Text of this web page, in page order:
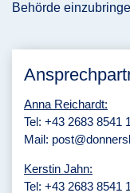
Behörde
Anna Reichardt:
Tel: +43 2683 8541
Mail:
Kerstin Jahn:
Tel: +43 2683 8541